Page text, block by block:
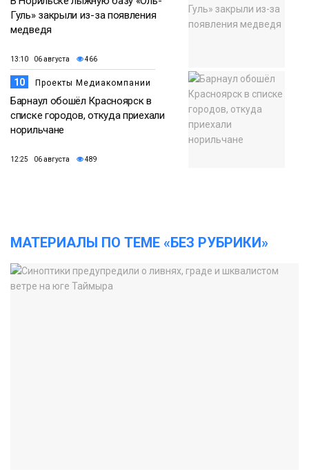
Гуль» закрыли из-за появления
медведя
13:10 06 августа 466
10 Проекты Медиакомпании
Барнаул обошёл Красноярск в
списке городов, откуда приехали
норильчане
12:25 06 августа 489
МАТЕРИАЛЫ ПО ТЕМЕ «БЕЗ РУБРИКИ»